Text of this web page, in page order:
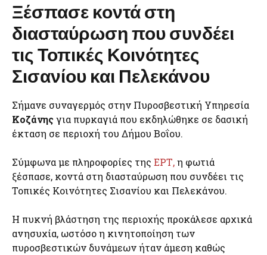
Ξέσπασε κοντά στη
διασταύρωση που συνδέει
τις Τοπικές Κοινότητες
Σισανίου και Πελεκάνου
Σήμανε συναγερμός στην Πυροσβεστική Υπηρεσία
Κοζάνηςγια πυρκαγιά που εκδηλώθηκε σε δασική
έκταση σε περιοχή του Δήμου Βοΐου.
Σύμφωνα με πληροφορίες της ΕΡΤ,η φωτιά
ξέσπασε, κοντά στη διασταύρωση που συνδέει τις
Τοπικές Κοινότητες Σισανίου και Πελεκάνου.
Η πυκνή βλάστηση της περιοχής προκάλεσε αρχικά
ανησυχία, ωστόσο η κινητοποίηση των
πυροσβεστικών δυνάμεων ήταν άμεση καθώς